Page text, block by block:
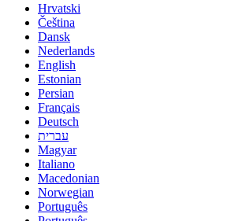
Hrvatski
Čeština
Dansk
Nederlands
English
Estonian
Persian
Français
Deutsch
עברית
Magyar
Italiano
Macedonian
Norwegian
Português